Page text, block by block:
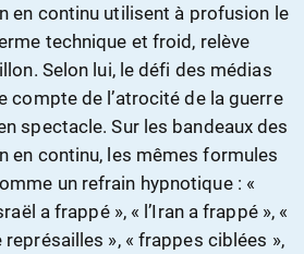
en continu utilisent à profusion le
technique et froid, relève
Selon lui, le défi des médias
compte de l’atrocité de la guerre
spectacle. Sur les bandeaux des
en continu, les mêmes formules
un refrain hypnotique : «
a frappé », « l’Iran a frappé », «
», « frappes ciblées »,